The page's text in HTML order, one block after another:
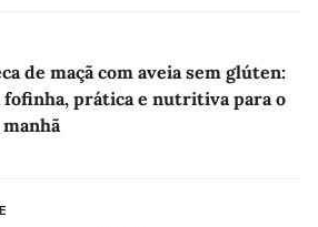
de maçã com aveia sem glúten:
prática e nutritiva para o